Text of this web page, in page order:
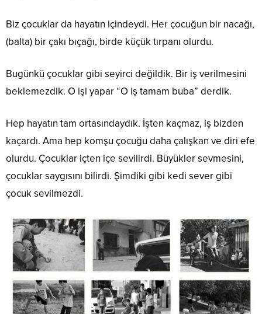
Biz çocuklar da hayatın içindeydi. Her çocuğun bir nacağı,
(balta) bir çakı bıçağı, birde küçük tırpanı olurdu.
Bugünkü çocuklar gibi seyirci değildik. Bir iş verilmesini
beklemezdik. O işi yapar “O iş tamam buba” derdik.
Hep hayatın tam ortasındaydık. İşten kaçmaz, iş bizden
kaçardı. Ama hep komşu çocuğu daha çalışkan ve diri efe
olurdu. Çocuklar içten içe sevilirdi. Büyükler sevmesini,
çocuklar saygısını bilirdi. Şimdiki gibi kedi sever gibi
çocuk sevilmezdi.